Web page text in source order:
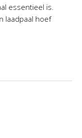
essentieel is.
laadpaal hoef